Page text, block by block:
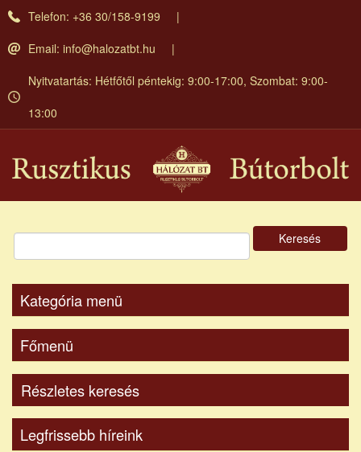
Ugrás
Telefon: +36 30/158-9199
Email: info@halozatbt.hu
Nyitvatartás: Hétfőtől péntekig: 9:00-17:00, Szombat: 9:00-
13:00
Keresés
Kategória menü
Főmenü
Részletes keresés
Legfrissebb híreink